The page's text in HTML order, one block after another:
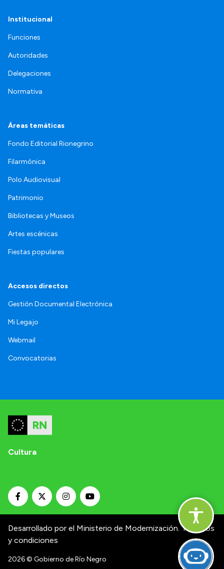
Institucional
Funciones
Autoridades
Delegaciones
Normativa
Áreas temáticas
Fondo Editorial Rionegrino
Filarmónica
Polo Audiovisual
Patrimonio
Bibliotecas y Museos
Artes escénicas
Fiestas populares
Accesos directos
Gestión Documental Electrónica
Mi Legajo
Webmail
Convocatorias
Cultura
Desarrollado por el Ministerio de Modernización. Términos
y condiciones
2026© Gobierno de Río Negro